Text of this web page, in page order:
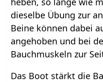
dieselbe Übung zur
Beine können dabei
angehoben und bei
Bauchmuskeln zur
Das Boot stärkt die